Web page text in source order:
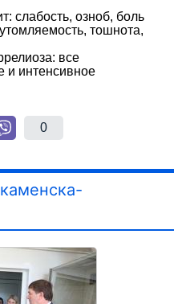
слабость, озноб, боль
тошнота,
все
и интенсивное
0